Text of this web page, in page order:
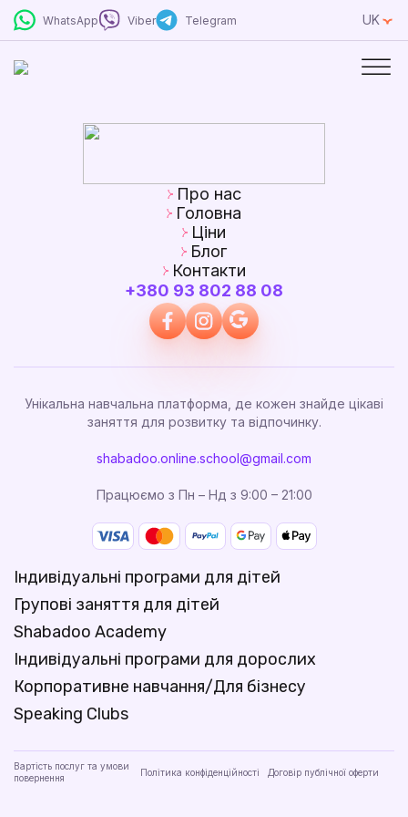
WhatsApp Viber Telegram UK
Про нас
Головна
Ціни
Блог
Контакти
+380 93 802 88 08
Унікальна навчальна платформа, де кожен знайде цікаві
заняття для розвитку та відпочинку.
shabadoo.online.school@gmail.com
Працюємо з Пн – Нд з 9:00 – 21:00
Індивідуальні програми для дітей
Групові заняття для дітей
Shabadoo Academy
Індивідуальні програми для дорослих
Корпоративне навчання/Для бізнесу
Speaking Clubs
Вартість послуг та умови
повернення
Політика конфіденційності Договір публічної оферти